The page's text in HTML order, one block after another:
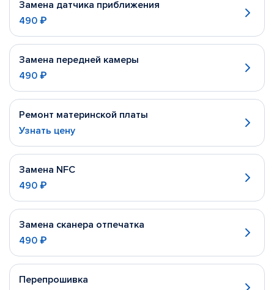
Замена датчика приближения
490 ₽
Замена передней камеры
490 ₽
Ремонт материнской платы
Узнать цену
Замена NFC
490 ₽
Замена сканера отпечатка
490 ₽
Перепрошивка